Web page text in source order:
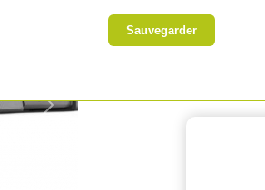
Next
Marque
Sauvegarder